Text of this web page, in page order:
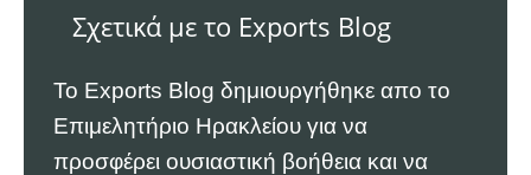
Σχετικά με το Exports Blog
Το Exports Blog δημιουργήθηκε απο το
Επιμελητήριο Ηρακλείου για να
προσφέρει ουσιαστική βοήθεια και να